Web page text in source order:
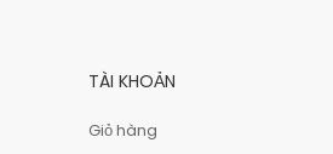
TÀI KHOẢN
Giỏ hàng